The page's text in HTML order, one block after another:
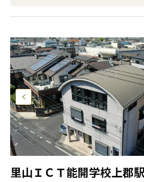
里山ＩＣＴ能開学校上郡